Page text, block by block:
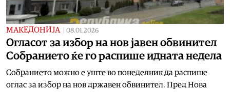
МАКЕДОНИЈА 08.01.2026
Огласот за избор на нов јавен обвинител
Собранието ќе го распише идната недела
Собранието можно е уште во понеделник да распише
оглас за избор на нов државен обвинител. Пред Нова